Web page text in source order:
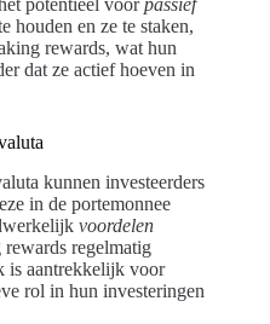
houden en ze te staken,
rewards, wat hun
dat ze actief hoeven in
kunnen investeerders
in de portemonnee
voordelen
rewards regelmatig
is aantrekkelijk voor
rol in hun investeringen